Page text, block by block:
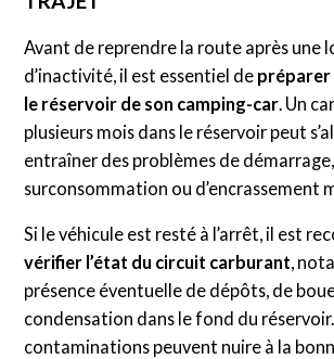
Avant de reprendre la route après une
d’inactivité, il est essentiel de
le réservoir de son camping-car . Un
plusieurs mois dans le réservoir peut
entraîner des problèmes de
surconsommation ou d’encrassement
Si le véhicule est resté à l’arrêt, il est
vérifier l’état du circuit carburant,
présence éventuelle de dépôts, de
condensation dans le fond du
contaminations peuvent nuire à la